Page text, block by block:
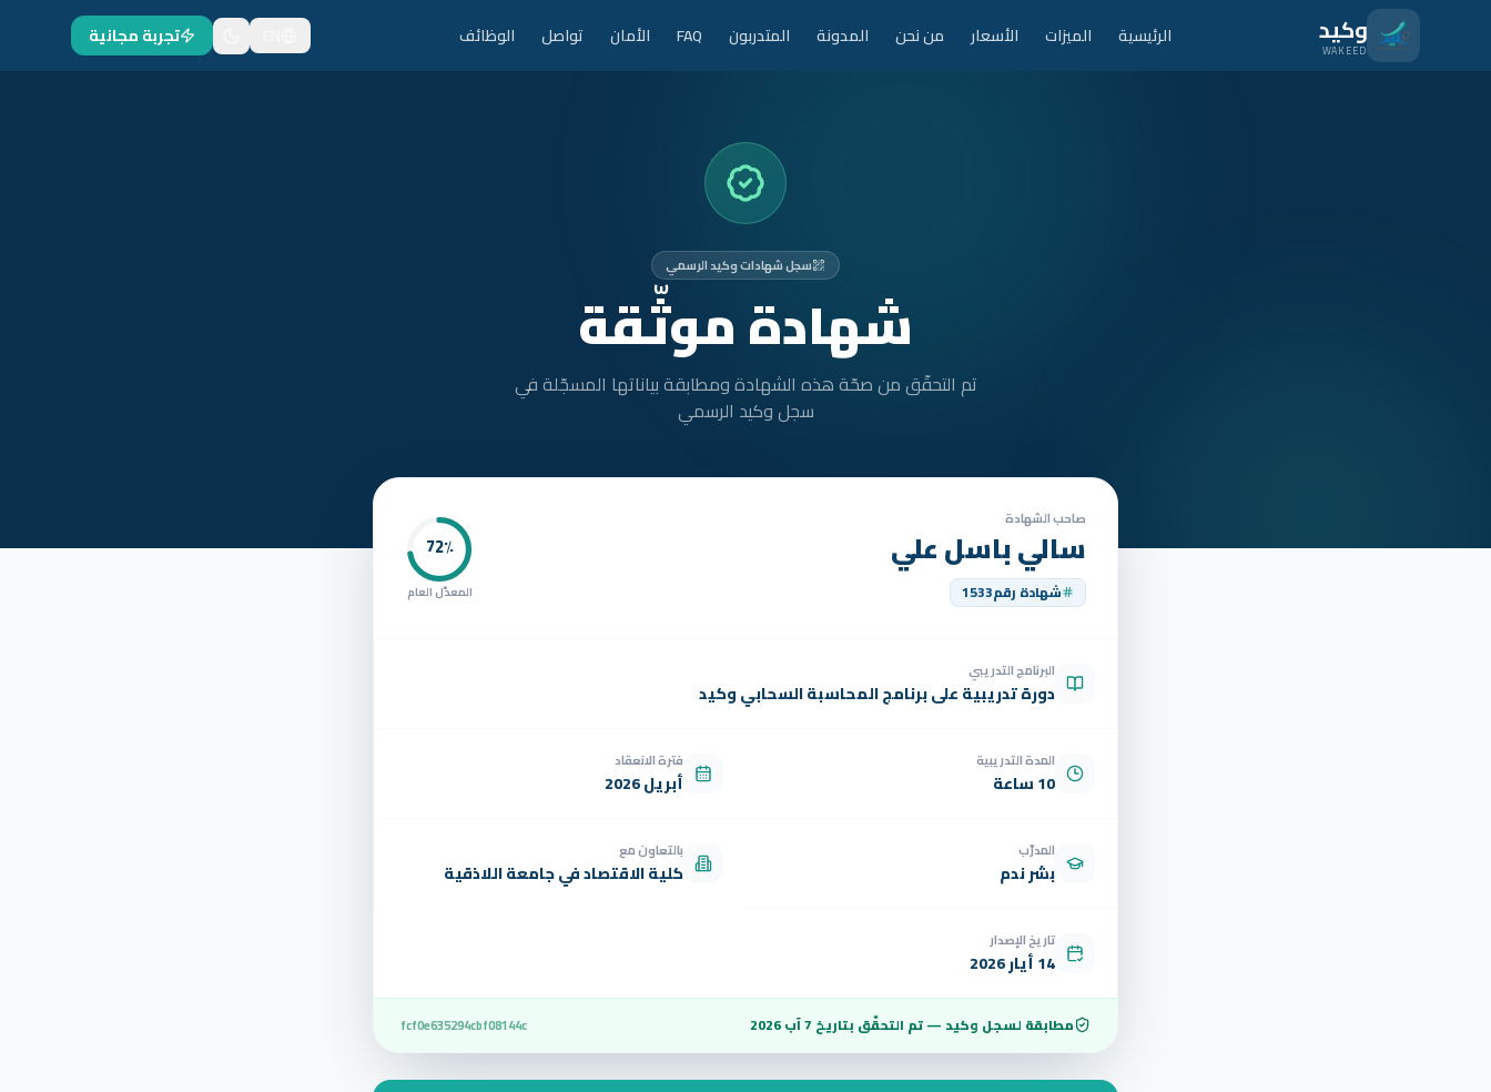
انتقل للمحتوى الرئيسيوكيد
WAKEED الرئيسية الميزات الأسعار من نحن المدونة المتدربون FAQ الأمان تواصل الوظائف تجربة مجانية
سجل شهادات وكيد الرسمي
شهادة موثّقة
تم التحقّق من صحّة هذه الشهادة ومطابقة بياناتها المسجّلة في
سجل وكيد الرسمي
صاحب الشهادة
سالي باسل علي
شهادة رقم1533
72٪
المعدّل العام
البرنامج التدريبي
دورة تدريبية على برنامج المحاسبة السحابي وكيد
المدة التدريبية
10 ساعة
فترة الانعقاد
أبريل 2026
المدرّب
بشر ندم
بالتعاون مع
كلية الاقتصاد في جامعة اللاذقية
تاريخ الإصدار
14 أيار 2026
مطابقة لسجل وكيد — تم التحقّق بتاريخ 7 آب 2026 fcf0e635294cbf08144c